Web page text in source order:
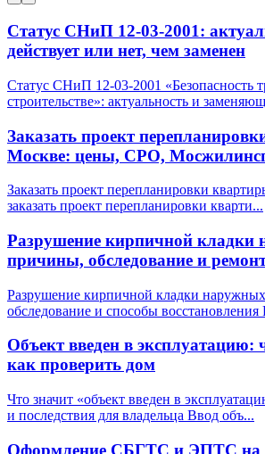
Статус СНиП 12-03-2001:
действует или нет, чем заменен
Статус СНиП 12-03-2001 «Безопасность
строительстве»: актуальность и
Заказать проект
Москве: цены, СРО,
Заказать проект перепланировки
заказать проект перепланировки кварти...
Разрушение кирпичной кладки
причины, обследование и
Разрушение кирпичной кладки
обследование и способы восстановления
Объект введен в эксплуатацию:
как проверить дом
Что значит «объект введен в
и последствия для владельца Ввод объ...
Оформление СБГТС и ЭПТС на